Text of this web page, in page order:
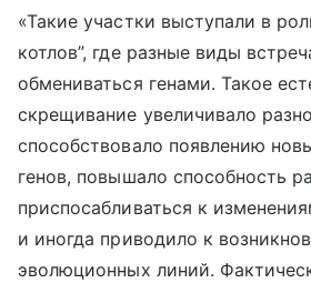
«Такие участки выступали в
котлов”, где разные виды
обмениваться генами. Такое
скрещивание увеличивало
способствовало появлению
генов, повышало способность
приспосабливаться к
и иногда приводило к
эволюционных линий.